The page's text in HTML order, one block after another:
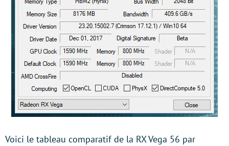
Voici le tableau comparatif de la RX Vega 56 par